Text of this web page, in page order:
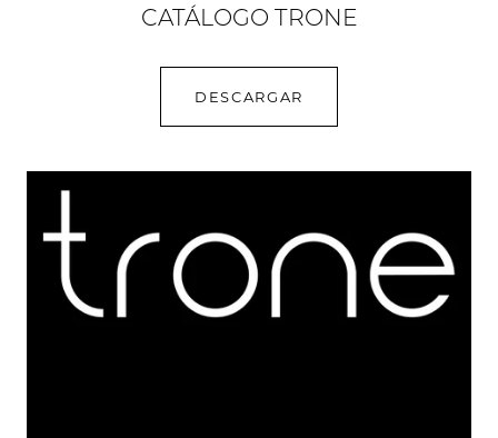
CATÁLOGO TRONE
DESCARGAR